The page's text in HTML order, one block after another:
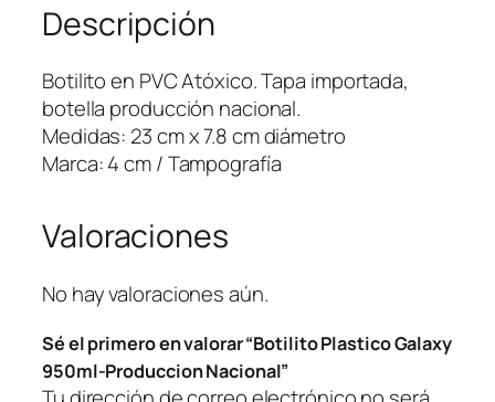
P
l
a
s
t
i
G
l
x
y
Descripción
Botilito en PVC Atóxico. Tapa importada,
botella producción nacional.
Medidas: 23 cm x 7.8 cm diámetro
Marca: 4 cm / Tampografía
Valoraciones
No hay valoraciones aún.
Sé el primero en valorar “Botilito Plastico Galaxy
950ml-Produccion Nacional”